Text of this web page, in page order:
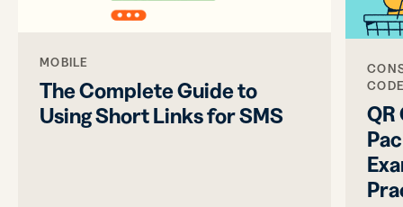
MOBILE
The Complete Guide to
Using Short Links for SMS